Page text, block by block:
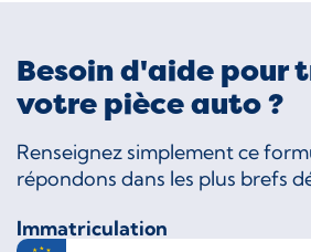
Besoin d'aide pour
votre pièce auto ?
Renseignez simplement ce
répondons dans les plus brefs
Immatriculation